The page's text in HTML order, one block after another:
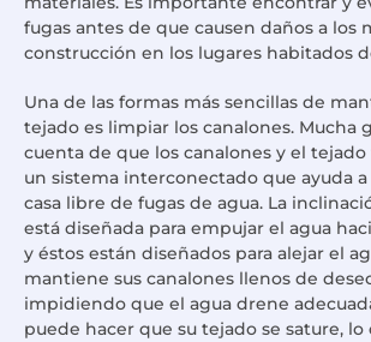
fugas antes de que causen daños a los
construcción en los lugares habitados
Una de las formas más sencillas de
tejado es limpiar los canalones. Mucha
cuenta de que los canalones y el
un sistema interconectado que ayuda
casa libre de fugas de agua. La
está diseñada para empujar el agua
y éstos están diseñados para alejar el
mantiene sus canalones llenos de
impidiendo que el agua drene
puede hacer que su tejado se sature, lo